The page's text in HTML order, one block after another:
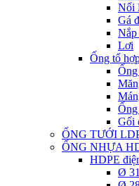
Nối
Gá
Lơi
Ống tổ
Gối
ỐNG TƯỚI
ỐNG NHỰA
HDPE
Ø